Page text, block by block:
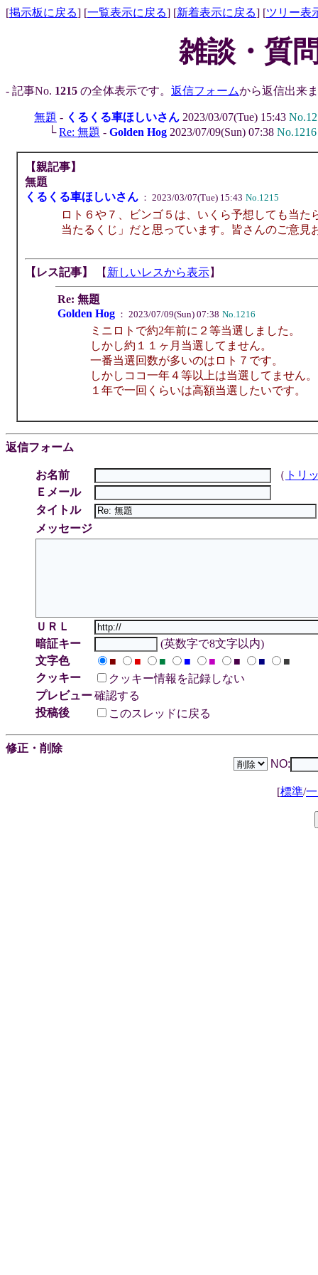
[掲示板に戻る] [一覧表示に戻る] [新着表示に戻る] [ツリー表
雑談・質
- 記事No. 1215 の全体表示です。 返信フォームから返信出来
無題 - くるくる車ほしいさん 2023/03/07(Tue) 15:43
└Re: 無題 - Golden Hog 2023/07/09(Sun) 07:38 No.1216
【親記事】
無題
くるくる車ほしいさん： 2023/03/07(Tue) 15:43 No.1215
ロト６や７、ビンゴ５は、いくら予想しても当
当たるくじ」だと思っています。皆さんのご意見
【レス記事】 【 新しいレスから表示】
Re: 無題
Golden Hog： 2023/07/09(Sun) 07:38 No.1216
ミニロトで約2年前に２等当選しました。
しかし約１１ヶ月当選してません。
一番当選回数が多いのはロト７です。
しかしココ一年４等以上は当選してません。
１年で一回くらいは高額当選したいです。
返信フォーム
お名前 （ トリ
Ｅメール
タイトル
メッセージ
ＵＲＬ
暗証キー
(英数字で8文字以内)
文字色
■ ■ ■ ■ ■ ■ ■
■
クッキー
クッキー情報を記録しない
プレビュー確認する
投稿後
このスレッドに戻る
修正・削除
NO:
[標準/